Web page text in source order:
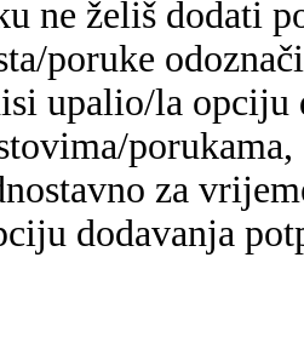
ne želiš dodati
poruke
upalio/la opciju
za
dodavanja